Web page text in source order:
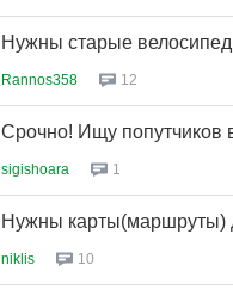
Нужны старые
Rannos358 12
Срочно! Ищу попутчиков
sigishoara 1
Нужны карты(маршруты)
niklis 10